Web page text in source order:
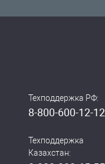
Техподдержка РФ:
8-800-600-12-12
Техподдержка
Казахстан: